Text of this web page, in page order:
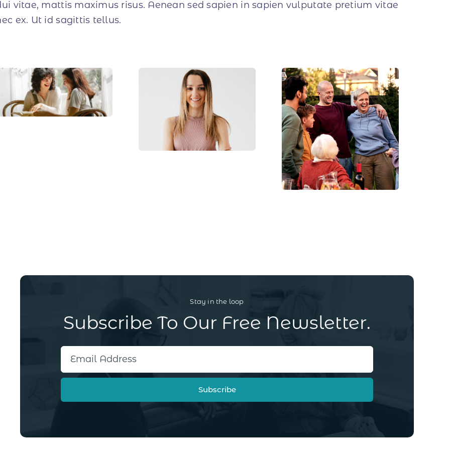
vitae, mattis maximus risus. Aenean sed sapien in sapien vulputate pretium vitae
ex. Ut id sagittis tellus.
Stay in the loop
Subscribe To Our Free Newsletter.
Subscribe